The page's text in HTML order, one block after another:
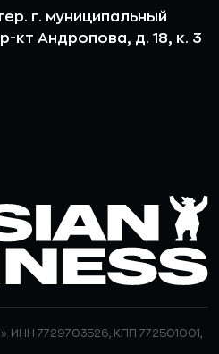
г. муниципальный
кт Андропова, д. 18, к. 3
ИНН 7729703526, КПП 772501001,